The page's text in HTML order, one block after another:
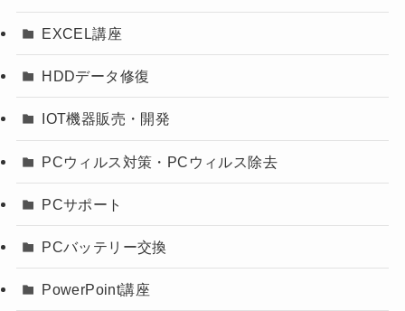
EXCEL講座
HDDデータ修復
IOT機器販売・開発
PCウィルス対策・PCウィルス除去
PCサポート
PCバッテリー交換
PowerPoint講座